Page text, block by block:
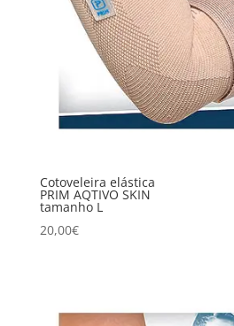
Cotoveleira elástica
PRIM AQTIVO SKIN
tamanho L
20,00€